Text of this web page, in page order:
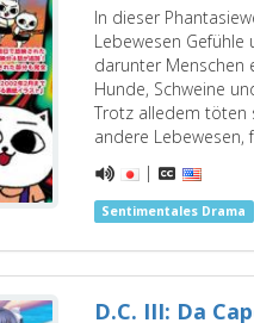
In dieser
Lebewesen
darunter Menschen
Hunde, Schweine
Trotz alledem töten
andere Lebewesen,
|
Sentimentales Drama
D.C. III: Da